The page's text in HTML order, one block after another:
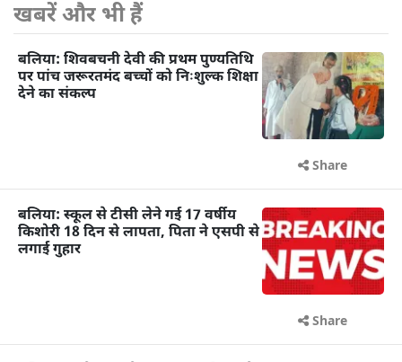
खबरें और भी हैं
बलिया: शिवबचनी देवी की प्रथम पुण्यतिथि
पर पांच जरूरतमंद बच्चों को निःशुल्क शिक्षा
देने का संकल्प
Share
बलिया: स्कूल से टीसी लेने गई 17 वर्षीय
किशोरी 18 दिन से लापता, पिता ने एसपी से
लगाई गुहार
Share